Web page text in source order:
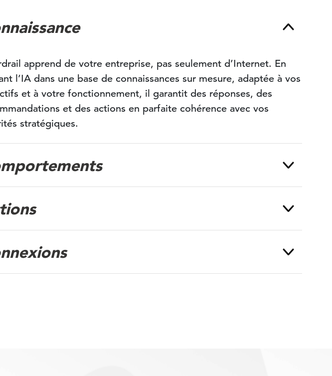
apprend de votre entreprise, pas seulement d’Internet. En
l’IA dans une base de connaissances sur mesure, adaptée à vos
et à votre fonctionnement, il garantit des réponses, des
et des actions en parfaite cohérence avec vos
stratégiques.